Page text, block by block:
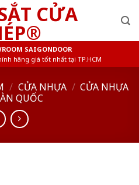
SAIGONDOOR
hãng giá tốt nhất tại TP.HCM
/ CỬA NHỰA / CỬA NHỰA
QUỐC